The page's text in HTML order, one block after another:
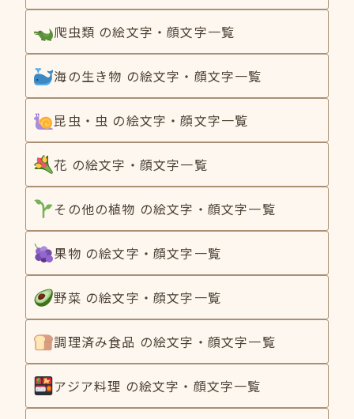
爬虫類 の絵文字・顔文字一覧
海の生き物 の絵文字・顔文字一覧
昆虫・虫 の絵文字・顔文字一覧
花 の絵文字・顔文字一覧
その他の植物 の絵文字・顔文字一覧
果物 の絵文字・顔文字一覧
野菜 の絵文字・顔文字一覧
調理済み食品 の絵文字・顔文字一覧
アジア料理 の絵文字・顔文字一覧